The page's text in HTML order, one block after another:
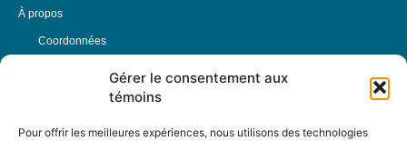
Gérer le consentement aux
témoins
Pour offrir les meilleures expériences, nous utilisons des technologies
À propos
Coordonnées